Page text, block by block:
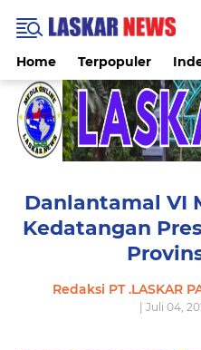
Home Terpopuler
Danlantamal VI
Kedatangan
Redaksi PT .LASKAR
| Juli 04,